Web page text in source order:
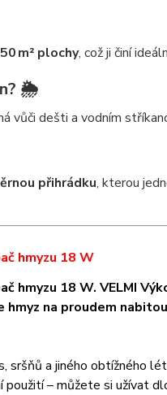
m² plochy, což ji činí
🌦️
vůči dešti a vodním
přihrádku, kterou
hmyzu 18 W
hmyzu 18 W. VELMI
na proudem
sršňů a jiného obtížného
použití – můžete si užívat